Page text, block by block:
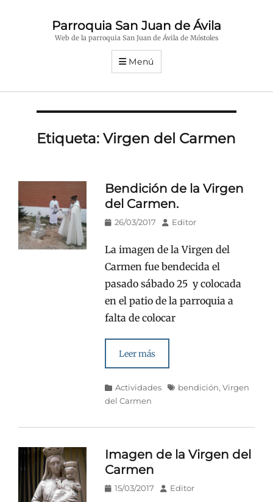
Parroquia San Juan de Ávila
Web de la parroquia San Juan de Ávila de Móstoles
Menú
Etiqueta: Virgen del Carmen
Bendición de la Virgen
del Carmen.
Publicado
26/03/2017 AutorEditor
La imagen de la Virgen del
Carmen fue bendecida el
pasado sábado 25 y colocada
en el patio de la parroquia a
falta de colocar
Leer más
Categorías
Actividades Etiquetas
bendición,Virgen
del Carmen
Imagen de la Virgen del
Carmen
Publicado
15/03/2017 AutorEditor